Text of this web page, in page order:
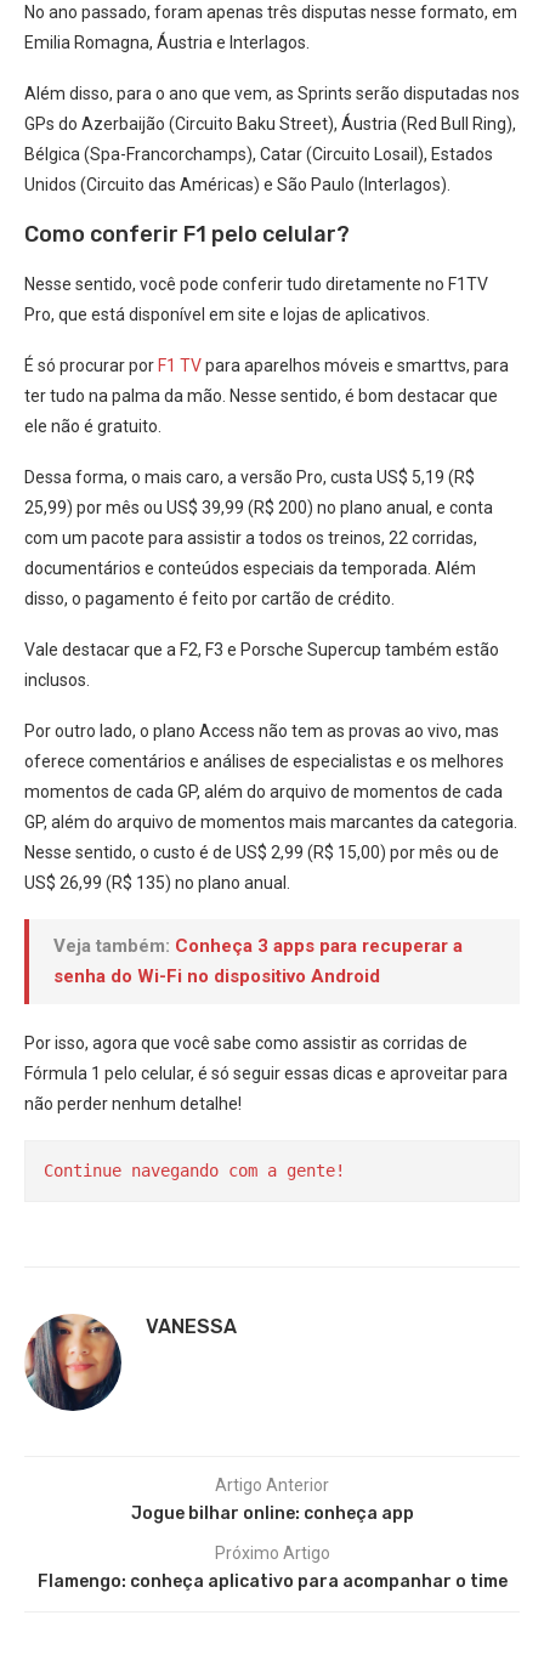
No ano passado, foram apenas três disputas nesse formato, em
Emilia Romagna, Áustria e Interlagos.
Além disso, para o ano que vem, as Sprints serão disputadas nos
GPs do Azerbaijão (Circuito Baku Street), Áustria (Red Bull Ring),
Bélgica (Spa-Francorchamps), Catar (Circuito Losail), Estados
Unidos (Circuito das Américas) e São Paulo (Interlagos).
Como conferir F1 pelo celular?
Nesse sentido, você pode conferir tudo diretamente no F1TV
Pro, que está disponível em site e lojas de aplicativos.
É só procurar porF1 TVpara aparelhos móveis e smarttvs, para
ter tudo na palma da mão. Nesse sentido, é bom destacar que
ele não é gratuito.
Dessa forma, o mais caro, a versão Pro, custa US$ 5,19 (R$
25,99) por mês ou US$ 39,99 (R$ 200) no plano anual, e conta
com um pacote para assistir a todos os treinos, 22 corridas,
documentários e conteúdos especiais da temporada. Além
disso, o pagamento é feito por cartão de crédito.
Vale destacar que a F2, F3 e Porsche Supercup também estão
inclusos.
Por outro lado, o plano Access não tem as provas ao vivo, mas
oferece comentários e análises de especialistas e os melhores
momentos de cada GP, além do arquivo de momentos de cada
GP, além do arquivo de momentos mais marcantes da categoria.
Nesse sentido, o custo é de US$ 2,99 (R$ 15,00) por mês ou de
US$ 26,99 (R$ 135) no plano anual.
Veja também: Conheça 3 apps para recuperar a
senha do Wi-Fi no dispositivo Android
Por isso, agora que você sabe como assistir as corridas de
Fórmula 1 pelo celular, é só seguir essas dicas e aproveitar para
não perder nenhum detalhe!
Continue navegando com a gente!
VANESSA
Artigo Anterior
Jogue bilhar online: conheça app
Próximo Artigo
Flamengo: conheça aplicativo para acompanhar o time